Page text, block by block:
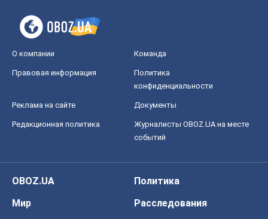
О компании Команда
Правовая информация
Политика
конфиденциальности
Реклама на сайте Документы
Редакционная политика
Журналисты OBOZ.UA на месте
событий
OBOZ.UA
Политика
Мир
Расследования